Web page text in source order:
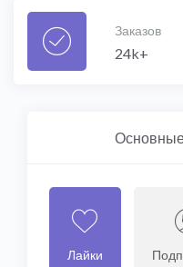
Заказов
24k+
Основные
Лайки